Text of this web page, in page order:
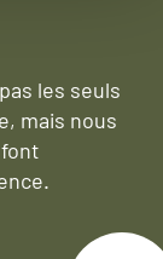
les seuls
mais nous